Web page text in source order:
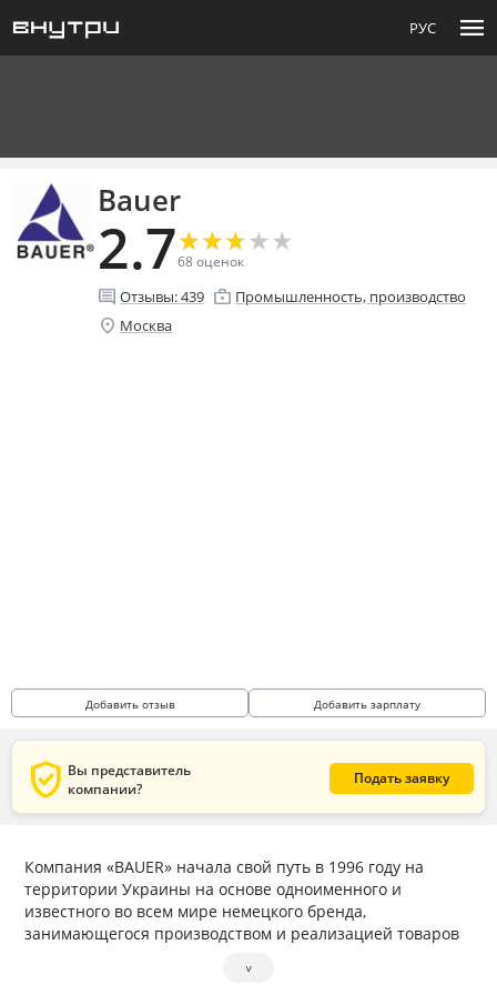
РУС menu
Bauer
2.7★
★★
★★
★★
★★
★
68оценок
comment Отзывы:439 enterprise Промышленность, производство
location_on Москва
Добавить отзыв Добавить зарплату
verified_user Вы представитель
компании?
Подать заявку
Компания «BAUER» начала свой путь в 1996 году на
территории Украины на основе одноименного и
известного во всем мире немецкого бренда,
занимающегося производством и реализацией товаров
˅